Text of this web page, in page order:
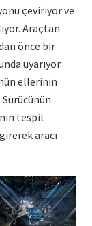
çeviriyor ve
Araçtan
önce bir
uyarıyor.
ellerinin
tespit
aracı